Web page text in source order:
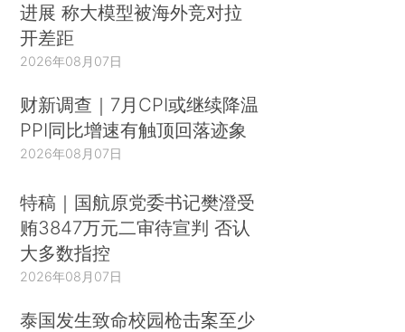
进展 称大模型被海外竞对拉
开差距
2026年08月07日
财新调查｜7月CPI或继续降温
PPI同比增速有触顶回落迹象
2026年08月07日
特稿｜国航原党委书记樊澄受
贿3847万元二审待宣判 否认
大多数指控
2026年08月07日
泰国发生致命校园枪击案至少